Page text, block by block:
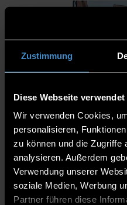
Zustimmung
Diese Webseite
Wir verwenden Cookies,
personalisieren,
zu können und die Zugriffe
analysieren. Außerdem
Verwendung unserer
soziale Medien, Werbung
Partner führen diese
28.12.2023 |